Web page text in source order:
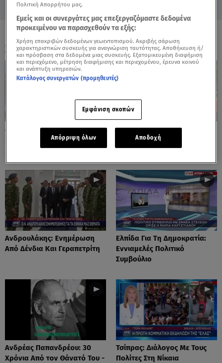
ΟΛΑ ΤΑ ΒΙΝΤΕΟ
Μητσοτάκης: Σχεδιάζει
Εκλογές Στο Τέλος Της
Άνοιξης Του 2027
Μαρκόπουλος Κατά Άδωνι
Λόγω Κασσελάκη
Ανδρουλάκης: Ενημέρωση
Από Δένδια Και Γεραπετρίτη
Ελπίδα Για Τη Δημοκρατία:
Εννιαμελές Πολιτικό
Συμβούλιο
Ανδρέας Παπανδρέου: 30
Χρόνια Από τον Θάνατό Του -
Τσίπρας: Διάλογος Με Τους
Πολίτες Στη Νίκαια
Πολιτική Απορρήτου μας.
Εμείς και οι συνεργάτες μας επεξεργαζόμαστε δεδομένα
προκειμένου να παρασχεθούν τα εξής:
Χρήση επακριβών δεδομένων γεωεντοπισμού. Ακριβής σάρωση
χαρακτηριστικών συσκευής για αναγνώριση ταυτότητας. Αποθήκευση ή/
και πρόσβαση στα δεδομένα μιας συσκευής. Εξατομικευμένη διαφήμιση
και περιεχόμενο, μέτρηση διαφήμισης και περιεχομένου, έρευνα κοινού
και ανάπτυξη υπηρεσιών.
Κατάλογος συνεργατών (προμηθευτές)
Εμφάνιση σκοπών
Απόρριψη όλων Αποδοχή